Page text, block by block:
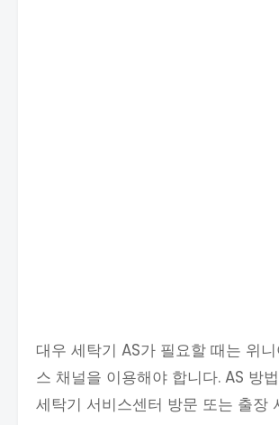
대우 세탁기 AS가 필요할 때는 위
스 채널을 이용해야 합니다. AS 방
세탁기 서비스센터 방문 또는 출장